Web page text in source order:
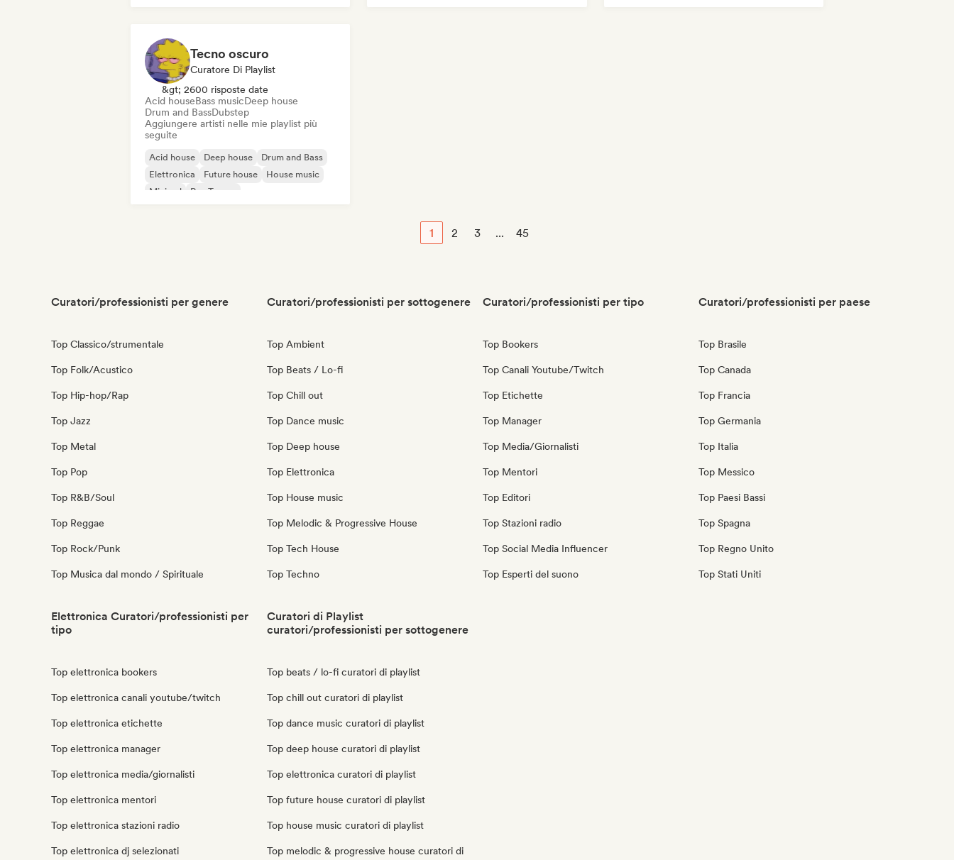
Tecno oscuro
Curatore Di Playlist
&gt; 2600 risposte date
Acid houseBass musicDeep house
Drum and BassDubstep
Aggiungere artisti nelle mie playlist più
seguite
Acid house Deep house
Drum and Bass
Elettronica
Future house
House music
Minimal
Psy-Trance
1 2 3 ... 45
Curatori/professionisti per genere
Top Classico/strumentale
Top Folk/Acustico
Top Hip-hop/Rap
Top Jazz
Top Metal
Top Pop
Top R&B/Soul
Top Reggae
Top Rock/Punk
Top Musica dal mondo / Spirituale
Curatori/professionisti per sottogenere
Top Ambient
Top Beats / Lo-fi
Top Chill out
Top Dance music
Top Deep house
Top Elettronica
Top House music
Top Melodic & Progressive House
Top Tech House
Top Techno
Curatori/professionisti per tipo
Top Bookers
Top Canali Youtube/Twitch
Top Etichette
Top Manager
Top Media/Giornalisti
Top Mentori
Top Editori
Top Stazioni radio
Top Social Media Influencer
Top Esperti del suono
Curatori/professionisti per paese
Top Brasile
Top Canada
Top Francia
Top Germania
Top Italia
Top Messico
Top Paesi Bassi
Top Spagna
Top Regno Unito
Top Stati Uniti
Elettronica Curatori/professionisti per
tipo
Top elettronica bookers
Top elettronica canali youtube/twitch
Top elettronica etichette
Top elettronica manager
Top elettronica media/giornalisti
Top elettronica mentori
Top elettronica stazioni radio
Top elettronica dj selezionati
Curatori di Playlist
curatori/professionisti per sottogenere
Top beats / lo-fi curatori di playlist
Top chill out curatori di playlist
Top dance music curatori di playlist
Top deep house curatori di playlist
Top elettronica curatori di playlist
Top future house curatori di playlist
Top house music curatori di playlist
Top melodic & progressive house curatori di